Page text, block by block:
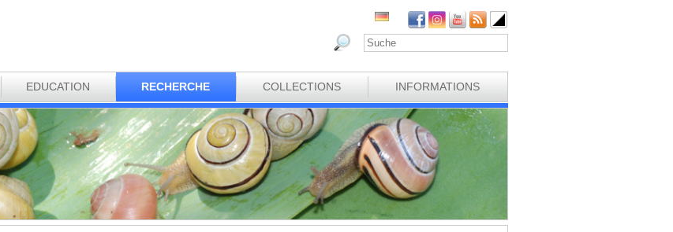
EDUCATION RECHERCHE COLLECTIONS INFORMATIONS